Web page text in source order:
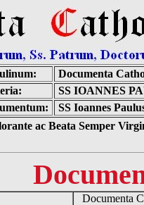
Documenta
SS IOANNES
SS Ioannes
ac Beata Semper
Documenta